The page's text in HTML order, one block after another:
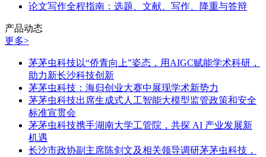
论文写作全程指南：选题、文献、写作、降重与答辩
产品动态
更多>
茅茅虫科技以“侨青向上”姿态，用AIGC赋能学术科研，
助力新长沙科技创新
茅茅虫科技：海归创业大赛中展现学术新势力
茅茅虫科技出席生成式人工智能大模型监管政策和安全
标准宣贯会
茅茅虫科技携手湖南大学工管院，共探 AI 产业发展新
机遇
长沙市政协副主席陈剑文及相关领导调研茅茅虫科技，